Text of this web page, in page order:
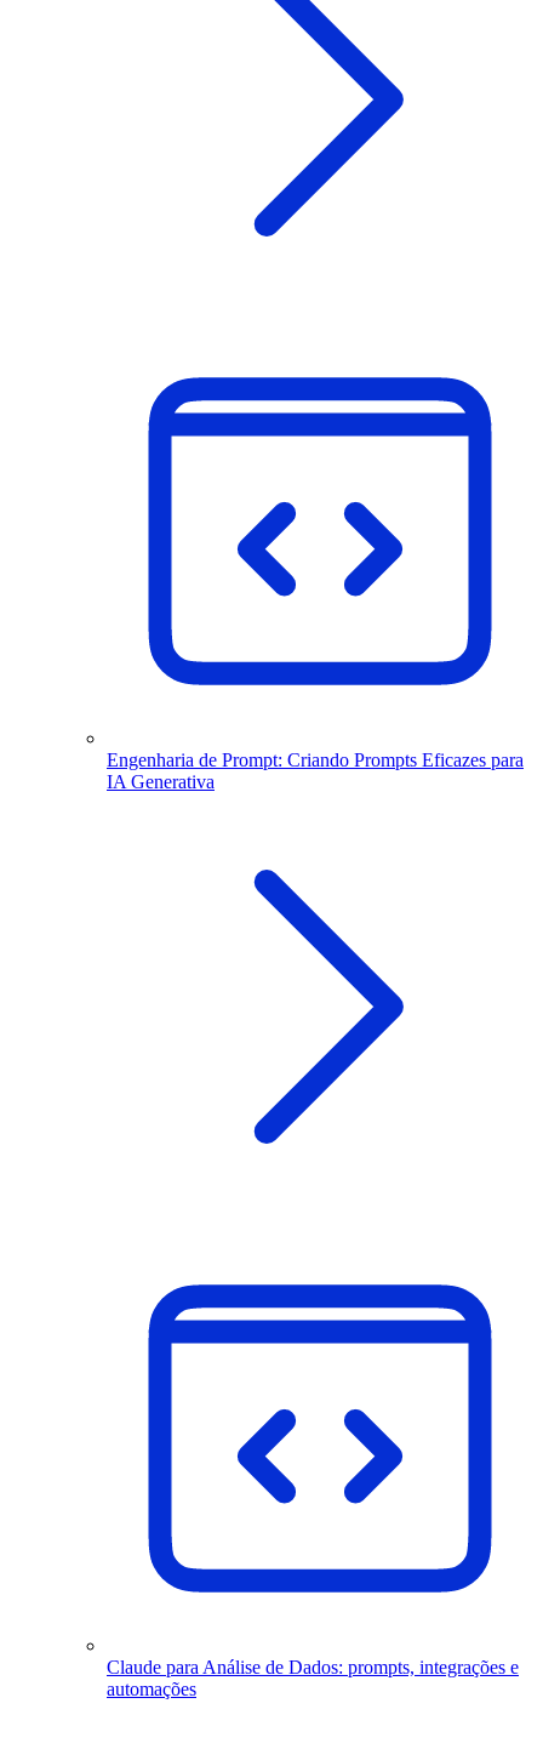
Engenharia de Prompt: Criando Prompts Eficazes para
IA Generativa
Claude para Análise de Dados: prompts, integrações e
automações